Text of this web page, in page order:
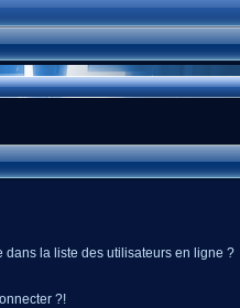
la liste des utilisateurs en ligne ?
?!